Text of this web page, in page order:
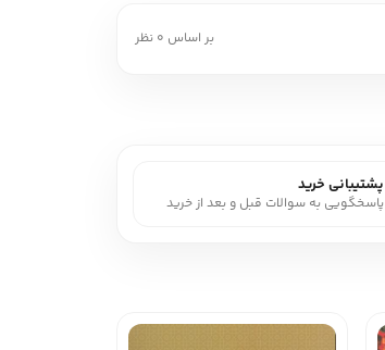
بر اساس 0 نظر
پشتیبانی خرید
پاسخگویی به سوالات قبل و بعد از خرید